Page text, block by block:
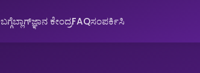
ಬಗ್ಗೆಬ್ಲಾಗ್ಜ್ಞಾನ ಕೇಂದ್ರFAQಸಂಪರ್ಕಿಸಿ